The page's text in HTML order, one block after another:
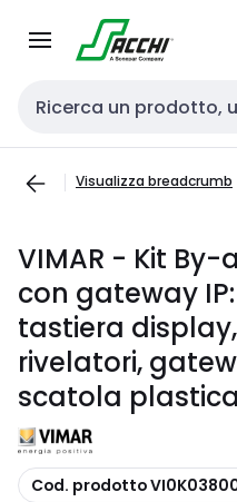
navigazionecontenuto
Cerca input
Visualizza breadcrumb
VIMAR - Kit By-
con gateway
tastiera
rivelatori,
scatola
copia
Cod. prodotto